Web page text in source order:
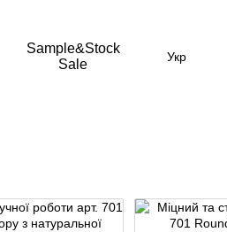
Sample&Stock
Sale
Укр